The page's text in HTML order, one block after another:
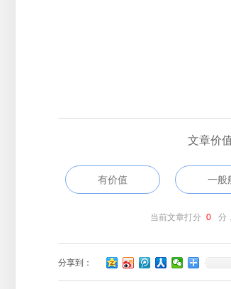
文章价
有价值 一般
当前文章打分 0 分
分享到：